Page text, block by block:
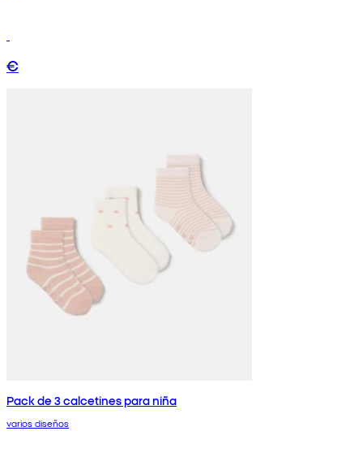
€
Pack de 3 calcetines para niña
varios diseños